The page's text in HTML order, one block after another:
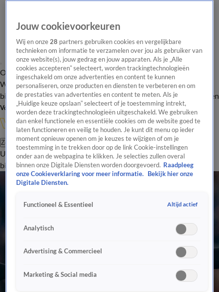
Overzicht Onze programma's Uitzendingen Onze gezichten
In de
WandelgangenInterviewsUitzending
bijwonenPodcastShopVeelgestelde vragenKijkersvraag insturen
Volg Vandaag Inside
Zoeken
UitzendingenVandaag InsideDe OranjezomerShopUitzending
bijwonen
Jouw cookievoorkeuren
Wij en onze28 partners gebruiken cookies en vergelijkbare
technieken om informatie te verzamelen over jou als gebruiker van
onze website(s), jouw gedrag en jouw apparaten. Als je „Alle
cookies accepteren” selecteert, worden trackingtechnologieën
ingeschakeld om onze advertenties en content te kunnen
personaliseren, onze producten en diensten te verbeteren en om
de prestaties van advertenties en content te meten. Als je
„Huidige keuze opslaan” selecteert of je toestemming intrekt,
worden deze trackingtechnologieën uitgeschakeld. We gebruiken
dan enkel functionele en essentiële cookies om de website goed te
laten functioneren en veilig te houden. Je kunt dit menu op ieder
moment opnieuw openen om je keuzes te wijzigen of om je
toestemming in te trekken door op de link Cookie-instellingen
onder aan de webpagina te klikken. Je selecties zullen overal
binnen onze Digitale Diensten worden doorgevoerd. Raadpleeg
onze Cookieverklaring voor meer informatie.
Bekijk hier onze
Digitale Diensten.
Functioneel & Essentieel Altijd actief
Analytisch
Advertising & Commercieel
Marketing & Social media